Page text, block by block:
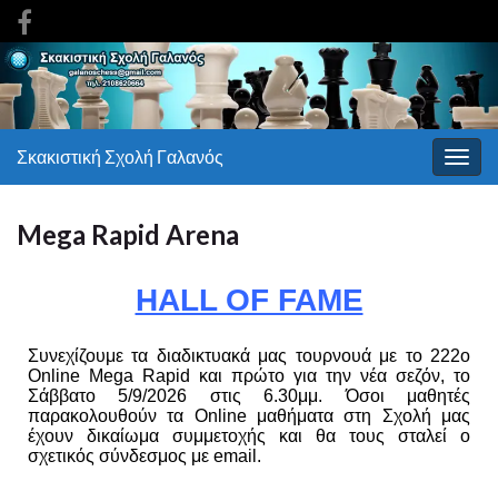
Σκακιστική Σχολή Γαλανός
Mega Rapid Arena
HALL OF FAME
Συνεχίζουμε τα διαδικτυακά μας τουρνουά με το 222ο
Online Mega Rapid και πρώτο για την νέα σεζόν, το
Σάββατο 5/9/2026 στις 6.30μμ. Όσοι μαθητές
παρακολουθούν τα Online μαθήματα στη Σχολή μας
έχουν δικαίωμα συμμετοχής και θα τους σταλεί ο
σχετικός σύνδεσμος με email.